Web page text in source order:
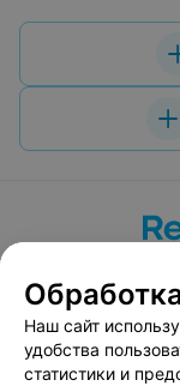
Вакансии
Публичный
Наш сайт
удобства
статистики и